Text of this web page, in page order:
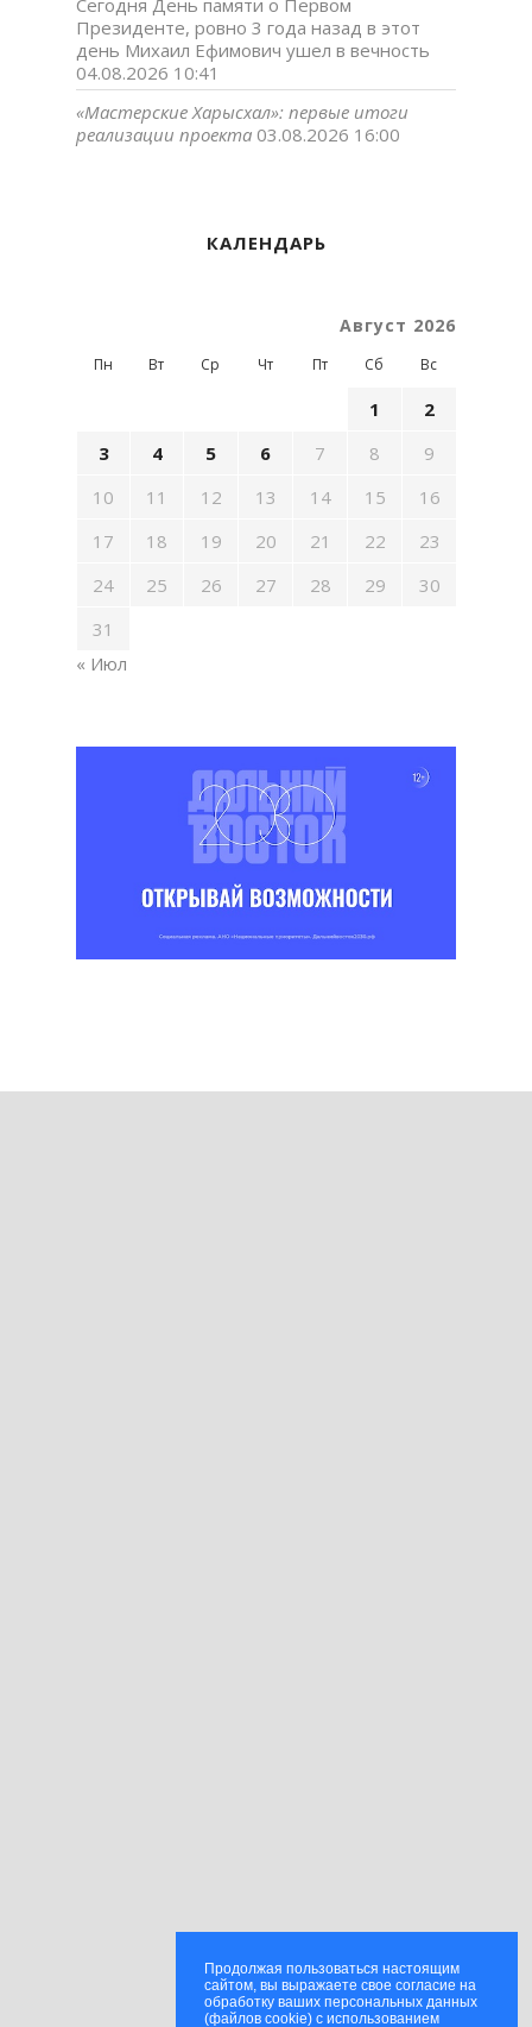
Продолжая пользоваться настоящим
сайтом, вы выражаете свое согласие на
обработку ваших персональных данных
(файлов cookie) с использованием
Президенте, ровно 3 года назад в этот
день Михаил Ефимович ушел в вечность
04.08.2026 10:41
«Мастерские Харысхал»: первые итоги
реализации проекта 03.08.2026 16:00
КАЛЕНДАРЬ
Август 2026
Пн Вт Ср Чт Пт Сб Вс
1
2
3
4 5 6 7 8
9
10
11 12 13 14 15
16
17
18 19 20 21 22
23
24
25 26 27 28 29
30
31
« Июл